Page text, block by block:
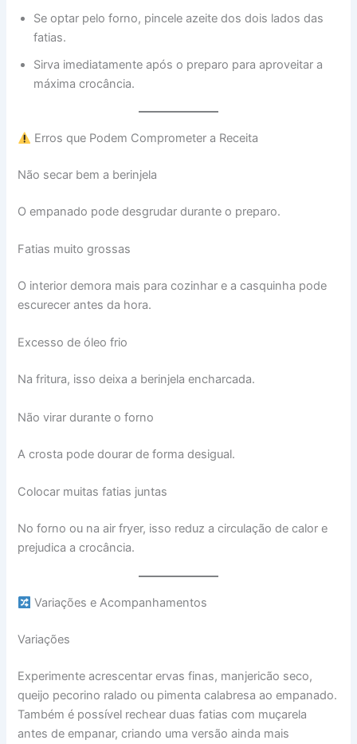
Se optar pelo forno, pincele azeite dos dois lados das
fatias.
Sirva imediatamente após o preparo para aproveitar a
máxima crocância.
Erros que Podem Comprometer a Receita
Não secar bem a berinjela
O empanado pode desgrudar durante o preparo.
Fatias muito grossas
O interior demora mais para cozinhar e a casquinha pode
escurecer antes da hora.
Excesso de óleo frio
Na fritura, isso deixa a berinjela encharcada.
Não virar durante o forno
A crosta pode dourar de forma desigual.
Colocar muitas fatias juntas
No forno ou na air fryer, isso reduz a circulação de calor e
prejudica a crocância.
Variações e Acompanhamentos
Variações
Experimente acrescentar ervas finas, manjericão seco,
queijo pecorino ralado ou pimenta calabresa ao empanado.
Também é possível rechear duas fatias com muçarela
antes de empanar, criando uma versão ainda mais